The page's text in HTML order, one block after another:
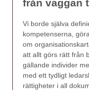
från vaggan
Vi borde själva
kompetenserna,
om
att allt görs rätt från
gällande individer
med ett tydligt
rättigheter i all